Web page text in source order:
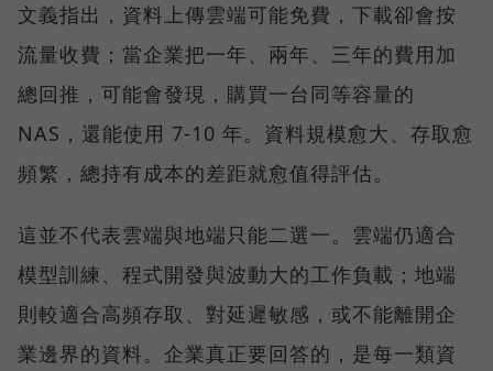
文義指出，資料上傳雲端可能免費，下載卻會按
流量收費；當企業把一年、兩年、三年的費用加
總回推，可能會發現，購買一台同等容量的
NAS，還能使用 7-10 年。資料規模愈大、存取愈
頻繁，總持有成本的差距就愈值得評估。
這並不代表雲端與地端只能二選一。雲端仍適合
模型訓練、程式開發與波動大的工作負載；地端
則較適合高頻存取、對延遲敏感，或不能離開企
業邊界的資料。企業真正要回答的，是每一類資